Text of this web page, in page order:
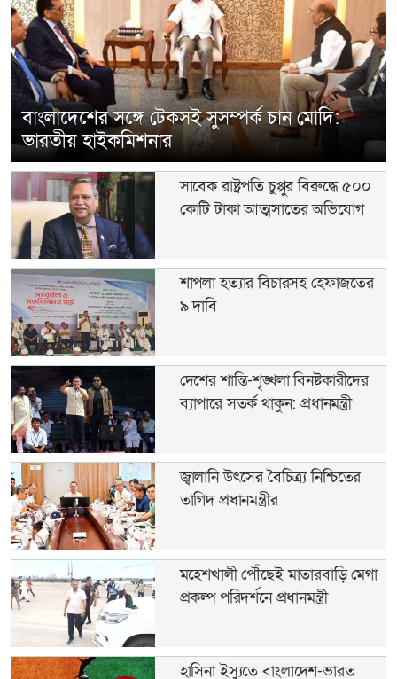
বাংলাদেশের সঙ্গে টেকসই সুসম্পর্ক চান মোদি:
ভারতীয় হাইকমিশনার
সাবেক রাষ্ট্রপতি চুপ্পুর বিরুদ্ধে ৫০০
কোটি টাকা আত্মসাতের অভিযোগ
শাপলা হত্যার বিচারসহ হেফাজতের
৯ দাবি
দেশের শান্তি-শৃঙ্খলা বিনষ্টকারীদের
ব্যাপারে সতর্ক থাকুন: প্রধানমন্ত্রী
জ্বালানি উৎসের বৈচিত্র্য নিশ্চিতের
তাগিদ প্রধানমন্ত্রীর
মহেশখালী পৌঁছেই মাতারবাড়ি মেগা
প্রকল্প পরিদর্শনে প্রধানমন্ত্রী
হাসিনা ইস্যুতে বাংলাদেশ-ভারত